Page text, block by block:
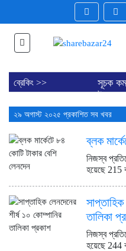
ব্রেকিং >>
সূচক
উত্থান
বিদায়ী
কোটি
১০
আস্থা
বন্ধের
ব্লক
লেনদেন
২৯ অগাস্ট ২০২৫ প্রকাশিত সব খবর
ব্লক
নিজস্ব
হয়েছে 215
তালিকা
নিজস্ব
হয়েছে 244